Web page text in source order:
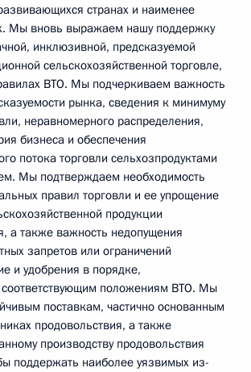
странах и наименее
Мы вновь выражаем нашу поддержку
инклюзивной, предсказуемой
сельскохозяйственной торговле,
ВТО. Мы подчеркиваем важность
рынка, сведения к минимуму
неравномерного распределения,
бизнеса и обеспечения
потока торговли сельхозпродуктами
Мы подтверждаем необходимость
правил торговли и ее упрощение
продукции
а также важность недопущения
запретов или ограничений
и удобрения в порядке,
положениям ВТО. Мы
поставкам, частично основанным
продовольствия, а также
производству продовольствия
поддержать наиболее уязвимых из-